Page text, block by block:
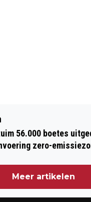
[FOTO'S &
DOLBERG
BIJ AJAX
56.000 boetes
zero-
Meer artikelen